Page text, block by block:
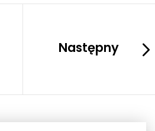
Następny